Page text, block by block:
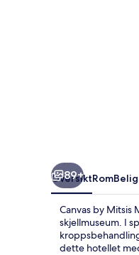
89+
OversiktRom
Canvas by Mitsis
skjellmuseum. I
dette hotellet